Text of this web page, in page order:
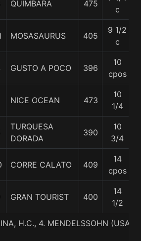
QUIMBARA 475
c
MOSASAURUS 405
9 1/2
c
GUSTO A POCO 396
10
cpos
NICE OCEAN 473
10
1/4
TURQUESA
DORADA
390
10
3/4
CORRE CALATO 409
14
cpos
GRAN TOURIST 400
14
1/2
H.C., 4. MENDELSSOHN (USA)-